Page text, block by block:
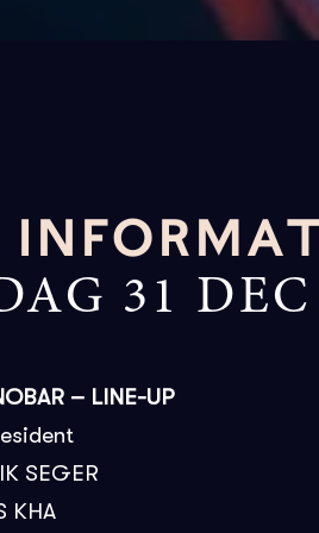
31 DEC
– LINE-UP
SEGER
KHA